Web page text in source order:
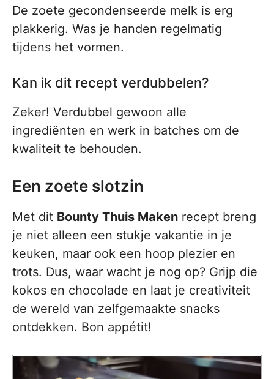
De zoete gecondenseerde melk is erg
plakkerig. Was je handen regelmatig
tijdens het vormen.
Kan ik dit recept verdubbelen?
Zeker! Verdubbel gewoon alle
ingrediënten en werk in batches om de
kwaliteit te behouden.
Een zoete slotzin
Met dit Bounty Thuis Maken recept breng
je niet alleen een stukje vakantie in je
keuken, maar ook een hoop plezier en
trots. Dus, waar wacht je nog op? Grijp die
kokos en chocolade en laat je creativiteit
de wereld van zelfgemaakte snacks
ontdekken. Bon appétit!